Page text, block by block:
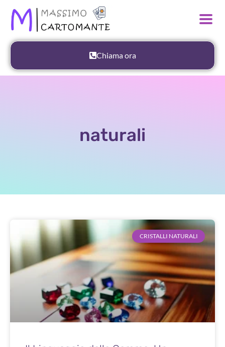
Chiama ora
naturali
CRISTALLI NATURALI